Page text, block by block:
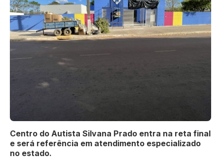
Centro do Autista Silvana Prado entra na reta final
e será referência em atendimento especializado
no estado.